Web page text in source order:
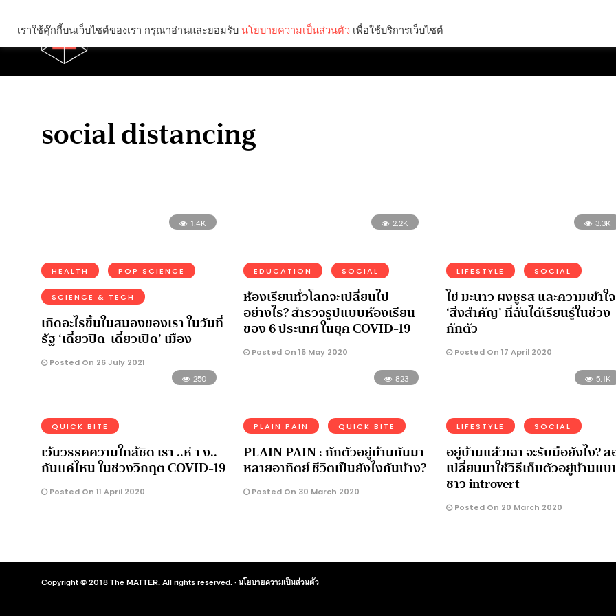
social distancing
1.4K
HEALTH POP SCIENCE
SCIENCE & TECH
เกิดอะไรขึ้นในสมองของเรา ในวันที่
รัฐ ‘เดี๋ยวปิด-เดี๋ยวเปิด’ เมือง
Posted On 26 July 2021
2.2K
EDUCATION SOCIAL
ห้องเรียนทั่วโลกจะเปลี่ยนไป
อย่างไร? สำรวจรูปแบบห้องเรียน
ของ 6 ประเทศ ในยุค COVID-19
Posted On 15 May 2020
3.3K
LIFESTYLE SOCIAL
ไข่ มะนาว ผงชูรส และความเข้าใ
‘สิ่งสำคัญ’ ที่ฉันได้เรียนรู้ในช่วง
กักตัว
Posted On 17 April 2020
250
QUICK BITE
เว้นวรรคความใกล้ชิด เรา ..ห่ า ง..
กันแค่ไหน ในช่วงวิกฤต COVID-19
Posted On 11 April 2020
823
PLAIN PAIN QUICK BITE
PLAIN PAIN : กักตัวอยู่บ้านกันมา
หลายอาทิตย์ ชีวิตเป็นยังไงกันบ้าง?
Posted On 30 March 2020
5.1K
LIFESTYLE SOCIAL
อยู่บ้านแล้วเฉา จะรับมือยังไง?
เปลี่ยนมาใช้วิธีเก็บตัวอยู่บ้านแ
ชาว introvert
Posted On 20 March 2020
Copyright © 2018 The MATTER. All rights reserved. ·นโยบายความเป็นส่วนตัว
เราใช้คุ๊กกี้บนเว็บไซต์ของเรา กรุณาอ่านและยอมรับ นโยบายความเป็นส่วนตัว เพื่อใช้บริการเว็บไซต์